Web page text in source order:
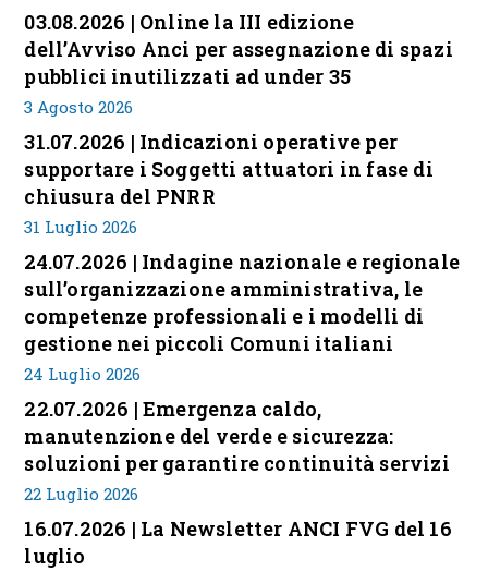
03.08.2026 | Online la III edizione
dell’Avviso Anci per assegnazione di spazi
pubblici inutilizzati ad under 35
3 Agosto 2026
31.07.2026 | Indicazioni operative per
supportare i Soggetti attuatori in fase di
chiusura del PNRR
31 Luglio 2026
24.07.2026 | Indagine nazionale e regionale
sull’organizzazione amministrativa, le
competenze professionali e i modelli di
gestione nei piccoli Comuni italiani
24 Luglio 2026
22.07.2026 | Emergenza caldo,
manutenzione del verde e sicurezza:
soluzioni per garantire continuità servizi
22 Luglio 2026
16.07.2026 | La Newsletter ANCI FVG del 16
luglio